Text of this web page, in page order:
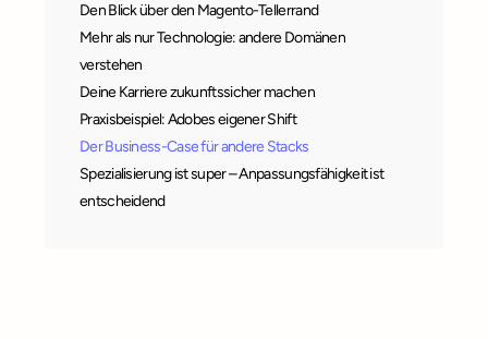
Den Blick über den Magento-Tellerrand
Mehr als nur Technologie: andere Domänen
verstehen
Deine Karriere zukunftssicher machen
Praxisbeispiel: Adobes eigener Shift
Der Business-Case für andere Stacks
Spezialisierung ist super – Anpassungsfähigkeit ist
entscheidend